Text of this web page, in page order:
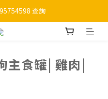
免運費查詢
免運費
食罐| 雞肉|